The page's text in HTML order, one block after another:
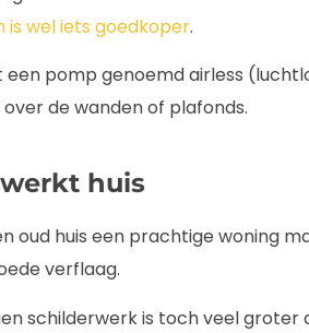
is wel iets goedkoper.
pomp genoemd airless
de wanden of plafonds.
huis
oud huis een prachtige woning
verflaag.
schilderwerk is toch veel groter